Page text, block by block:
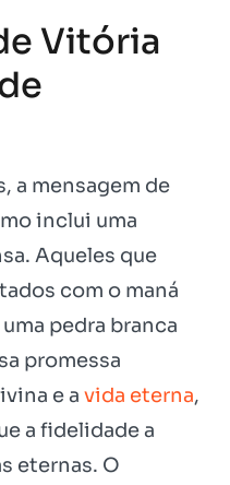
Vitória
a mensagem de
inclui uma
Aqueles que
com o maná
pedra branca
promessa
e a vida eterna,
a fidelidade a
eternas. O